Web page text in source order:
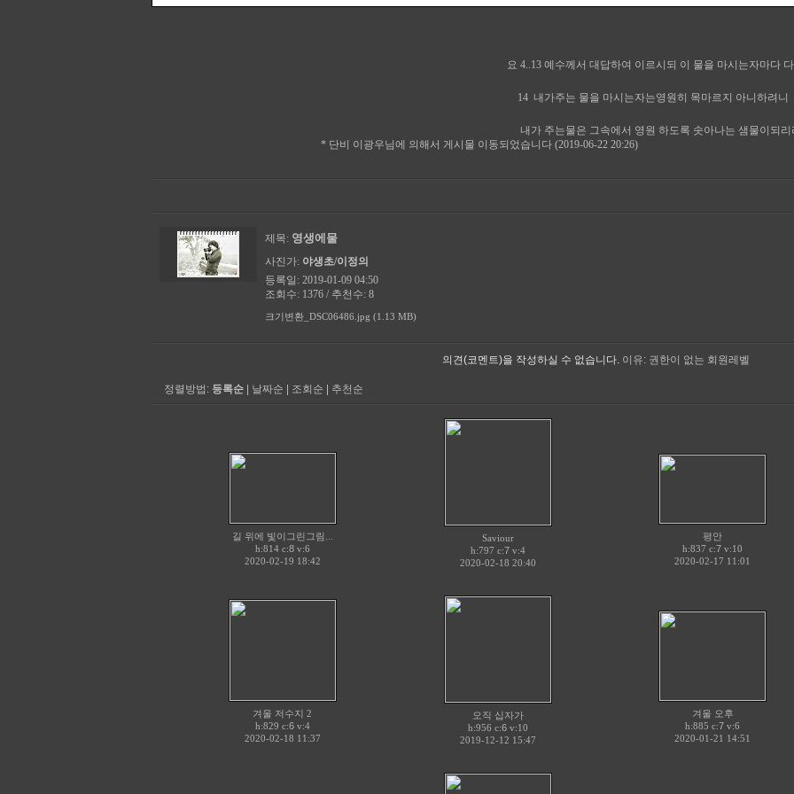
요 4..13 예수께서 대답하여 이르시되 이 물을 마시는자마다 다시
14 내가주는 물을 마시는자는영원히 목마르지 아니하려니
내가 주는물은 그속에서 영원 하도록 솟아나는 샘물이되리
* 단비 이광우님에 의해서 게시물 이동되었습니다 (2019-06-22 20:26)
제목: 영생에물
사진가: 야생초/이정의
등록일: 2019-01-09 04:50
조회수: 1376 / 추천수: 8
크기변환_DSC06486.jpg (1.13 MB)
의견(코멘트)을 작성하실 수 없습니다.이유: 권한이 없는 회원레벨
정렬방법: 등록순 날짜순 조회순 추천순
길 위에 빛이그린그림...
h:814 c:8v:6
2020-02-19 18:42
Saviour
h:797 c:7v:4
2020-02-18 20:40
평안
h:837 c:7 v:10
2020-02-17 11:01
겨울 저수지 2
h:829 c:6v:4
2020-02-18 11:37
오직 십자가
h:956 c:6v:10
2019-12-12 15:47
겨울 오후
h:885 c:7 v:6
2020-01-21 14:51